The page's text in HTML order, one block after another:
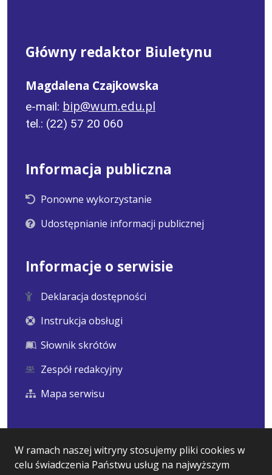
W ramach naszej witryny stosujemy pliki cookies w
celu świadczenia Państwu usług na najwyższym
Główny redaktor Biuletynu
Magdalena Czajkowska
e-mail: bip@wum.edu.pl
tel.: (22) 57 20 060
Informacja publiczna
Ponowne wykorzystanie
Udostępnianie informacji publicznej
Informacje o serwisie
Deklaracja dostępności
Instrukcja obsługi
Słownik skrótów
Zespół redakcyjny
Mapa serwisu
Statystyki oglądalności